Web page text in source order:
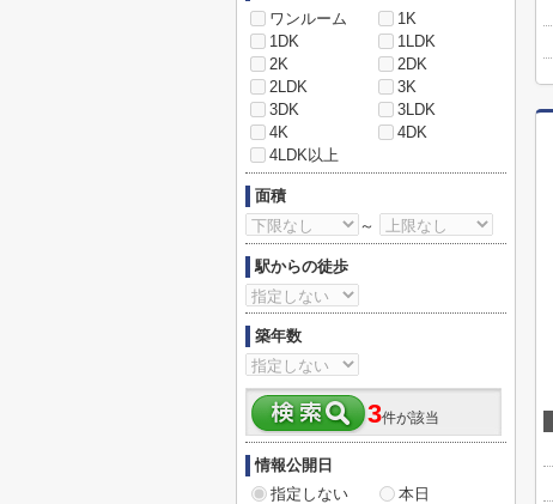
ワンルーム
1K
1DK
1LDK
2K
2DK
2LDK
3K
3DK
3LDK
4K
4DK
4LDK以上
面積
～
駅からの徒歩
築年数
3件が該当
情報公開日
指定しない
本日